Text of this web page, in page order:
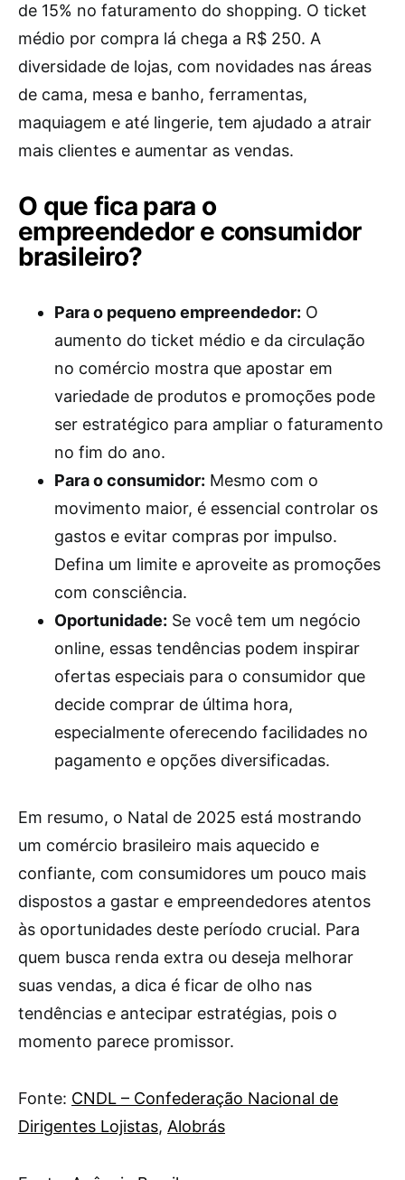
de 15% no faturamento do shopping. O ticket
médio por compra lá chega a R$ 250. A
diversidade de lojas, com novidades nas áreas
de cama, mesa e banho, ferramentas,
maquiagem e até lingerie, tem ajudado a atrair
mais clientes e aumentar as vendas.
O que fica para o
empreendedor e consumidor
brasileiro?
Para o pequeno empreendedor: O
aumento do ticket médio e da circulação
no comércio mostra que apostar em
variedade de produtos e promoções pode
ser estratégico para ampliar o faturamento
no fim do ano.
Para o consumidor: Mesmo com o
movimento maior, é essencial controlar os
gastos e evitar compras por impulso.
Defina um limite e aproveite as promoções
com consciência.
Oportunidade: Se você tem um negócio
online, essas tendências podem inspirar
ofertas especiais para o consumidor que
decide comprar de última hora,
especialmente oferecendo facilidades no
pagamento e opções diversificadas.
Em resumo, o Natal de 2025 está mostrando
um comércio brasileiro mais aquecido e
confiante, com consumidores um pouco mais
dispostos a gastar e empreendedores atentos
às oportunidades deste período crucial. Para
quem busca renda extra ou deseja melhorar
suas vendas, a dica é ficar de olho nas
tendências e antecipar estratégias, pois o
momento parece promissor.
Fonte: CNDL – Confederação Nacional de
Dirigentes Lojistas, Alobrás